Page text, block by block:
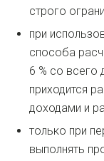
строго
при
способа
6 % со всего
приходится
доходами и
только при
выполнять